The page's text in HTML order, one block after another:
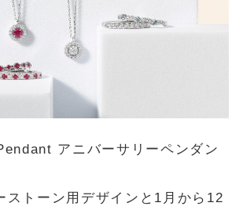
アニバーサリーペンダン
ストーン用デザインと1月から12